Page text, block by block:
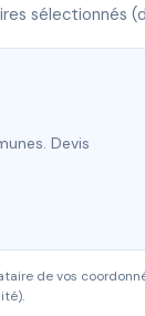
sélectionnés
Devis
de vos